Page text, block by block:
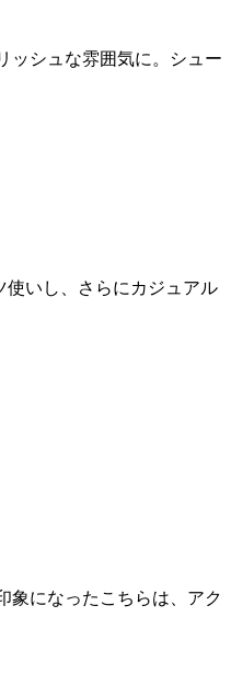
ッシュな雰囲気に。シュー
いし、さらにカジュアル
象になったこちらは、アク